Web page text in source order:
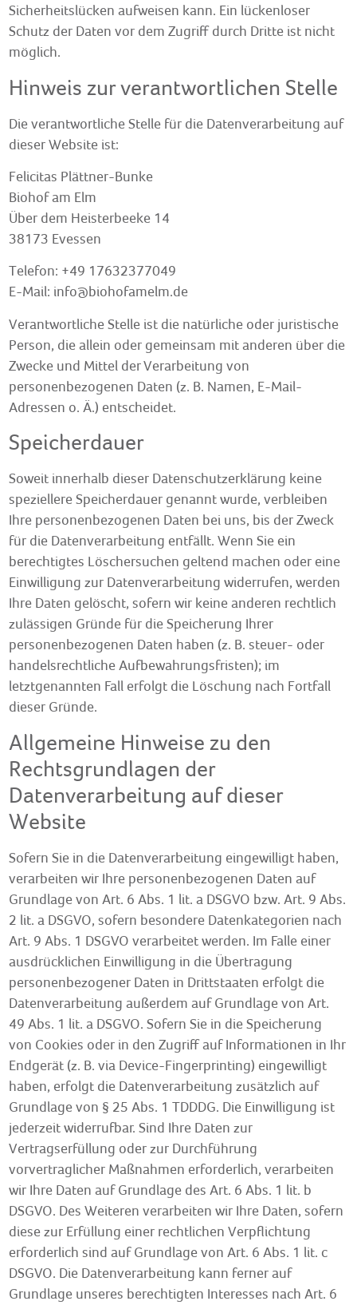
Sicherheitslücken aufweisen kann. Ein lückenloser
Schutz der Daten vor dem Zugriff durch Dritte ist nicht
möglich.
Hinweis zur verantwortlichen Stelle
Die verantwortliche Stelle für die Datenverarbeitung auf
dieser Website ist:
Felicitas Plättner-Bunke
Biohof am Elm
Über dem Heisterbeeke 14
38173 Evessen
Telefon: +49 17632377049
E-Mail: info@biohofamelm.de
Verantwortliche Stelle ist die natürliche oder juristische
Person, die allein oder gemeinsam mit anderen über die
Zwecke und Mittel der Verarbeitung von
personenbezogenen Daten (z. B. Namen, E-Mail-
Adressen o. Ä.) entscheidet.
Speicherdauer
Soweit innerhalb dieser Datenschutzerklärung keine
speziellere Speicherdauer genannt wurde, verbleiben
Ihre personenbezogenen Daten bei uns, bis der Zweck
für die Datenverarbeitung entfällt. Wenn Sie ein
berechtigtes Löschersuchen geltend machen oder eine
Einwilligung zur Datenverarbeitung widerrufen, werden
Ihre Daten gelöscht, sofern wir keine anderen rechtlich
zulässigen Gründe für die Speicherung Ihrer
personenbezogenen Daten haben (z. B. steuer- oder
handelsrechtliche Aufbewahrungsfristen); im
letztgenannten Fall erfolgt die Löschung nach Fortfall
dieser Gründe.
Allgemeine Hinweise zu den
Rechtsgrundlagen der
Datenverarbeitung auf dieser
Website
Sofern Sie in die Datenverarbeitung eingewilligt haben,
verarbeiten wir Ihre personenbezogenen Daten auf
Grundlage von Art. 6 Abs. 1 lit. a DSGVO bzw. Art. 9 Abs.
2 lit. a DSGVO, sofern besondere Datenkategorien nach
Art. 9 Abs. 1 DSGVO verarbeitet werden. Im Falle einer
ausdrücklichen Einwilligung in die Übertragung
personenbezogener Daten in Drittstaaten erfolgt die
Datenverarbeitung außerdem auf Grundlage von Art.
49 Abs. 1 lit. a DSGVO. Sofern Sie in die Speicherung
von Cookies oder in den Zugriff auf Informationen in Ihr
Endgerät (z. B. via Device-Fingerprinting) eingewilligt
haben, erfolgt die Datenverarbeitung zusätzlich auf
Grundlage von § 25 Abs. 1 TDDDG. Die Einwilligung ist
jederzeit widerrufbar. Sind Ihre Daten zur
Vertragserfüllung oder zur Durchführung
vorvertraglicher Maßnahmen erforderlich, verarbeiten
wir Ihre Daten auf Grundlage des Art. 6 Abs. 1 lit. b
DSGVO. Des Weiteren verarbeiten wir Ihre Daten, sofern
diese zur Erfüllung einer rechtlichen Verpflichtung
erforderlich sind auf Grundlage von Art. 6 Abs. 1 lit. c
DSGVO. Die Datenverarbeitung kann ferner auf
Grundlage unseres berechtigten Interesses nach Art. 6